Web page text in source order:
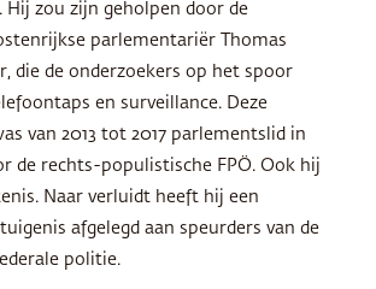
Hij zou zijn geholpen door de
parlementariër Thomas
die de onderzoekers op het spoor
en surveillance. Deze
van 2013 tot 2017 parlementslid in
de rechts-populistische FPÖ. Ook hij
Naar verluidt heeft hij een
afgelegd aan speurders van de
politie.